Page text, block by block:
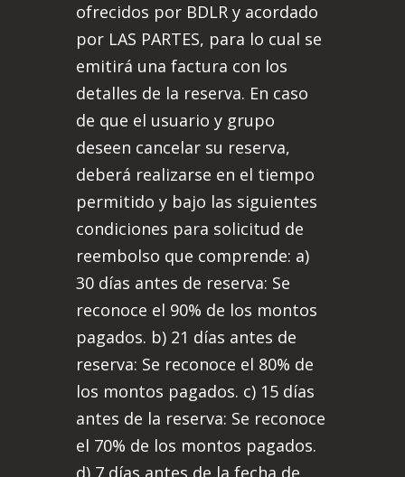
ofrecidos por BDLR y acordado
por LAS PARTES, para lo cual se
emitirá una factura con los
detalles de la reserva. En caso
de que el usuario y grupo
deseen cancelar su reserva,
deberá realizarse en el tiempo
permitido y bajo las siguientes
condiciones para solicitud de
reembolso que comprende: a)
30 días antes de reserva: Se
reconoce el 90% de los montos
pagados. b) 21 días antes de
reserva: Se reconoce el 80% de
los montos pagados. c) 15 días
antes de la reserva: Se reconoce
el 70% de los montos pagados.
d) 7 días antes de la fecha de